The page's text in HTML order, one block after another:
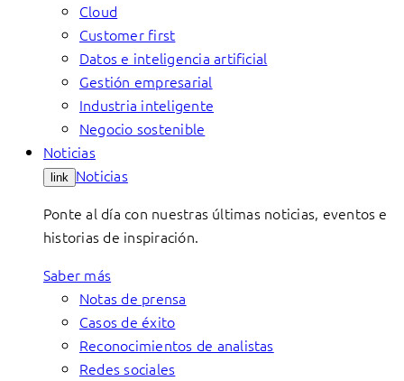
Cloud
Customer first
Datos e inteligencia artificial
Gestión empresarial
Industria inteligente
Negocio sostenible
Noticias
link Noticias
Ponte al día con nuestras últimas noticias, eventos e
historias de inspiración.
Saber más
Notas de prensa
Casos de éxito
Reconocimientos de analistas
Redes sociales